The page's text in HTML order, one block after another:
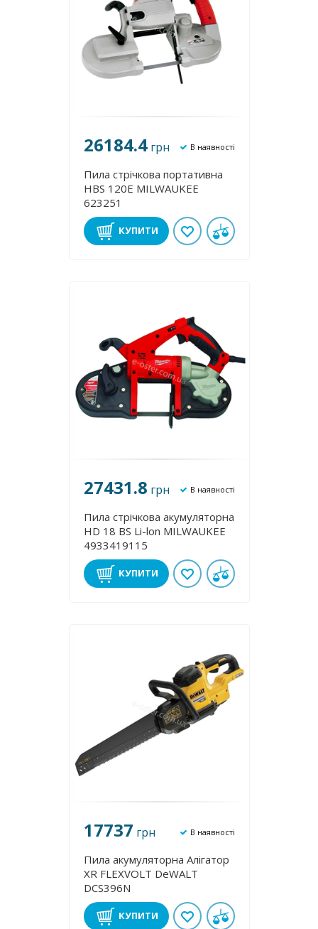
26184.4 грн В наявності
Пила стрічкова портативна
HBS 120E MILWAUKEE
623251
КУПИТИ
27431.8 грн В наявності
Пила стрічкова акумуляторна
HD 18 BS Li-lon MILWAUKEE
4933419115
КУПИТИ
17737 грн В наявності
Пила акумуляторна Алігатор
XR FLEXVOLT DeWALT
DCS396N
КУПИТИ